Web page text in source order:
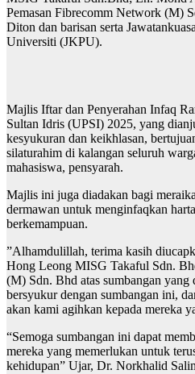
Pemasan Fibrecomm Network (M)
Diton dan barisan serta
Universiti (JKPU).
Majlis Iftar dan Penyerahan Infaq
Sultan Idris (UPSI) 2025, yang
kesyukuran dan keikhlasan,
silaturahim di kalangan seluruh
mahasiswa, pensyarah.
Majlis ini juga diadakan bagi
dermawan untuk menginfaqkan
berkemampuan.
”Alhamdulillah, terima kasih
Hong Leong MISG Takaful Sdn.
(M) Sdn. Bhd atas sumbangan yang
bersyukur dengan sumbangan ini,
akan kami agihkan kepada mereka
“Semoga sumbangan ini dapat
mereka yang memerlukan untuk
kehidupan” Ujar, Dr. Norkhalid